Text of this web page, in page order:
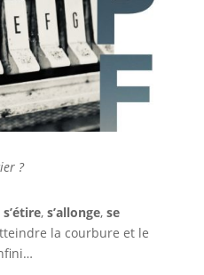
?
s’étire, s’allonge, se
la courbure et le